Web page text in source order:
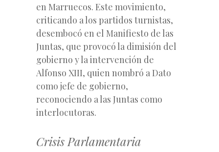
en Marruecos. Este movimiento,
criticando a los partidos turnistas,
desembocó en el Manifiesto de las
Juntas, que provocó la dimisión del
gobierno y la intervención de
Alfonso XIII, quien nombró a Dato
como jefe de gobierno,
reconociendo a las Juntas como
interlocutoras.
Crisis Parlamentaria